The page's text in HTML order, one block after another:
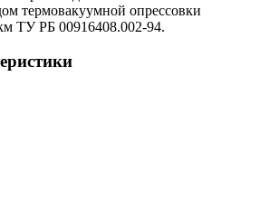
термовакуумной опрессовки
ТУ РБ 00916408.002-94.